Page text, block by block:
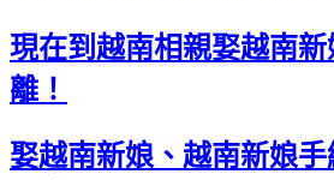
現在到越南相親娶越南
離！
娶越南新娘、越南新娘